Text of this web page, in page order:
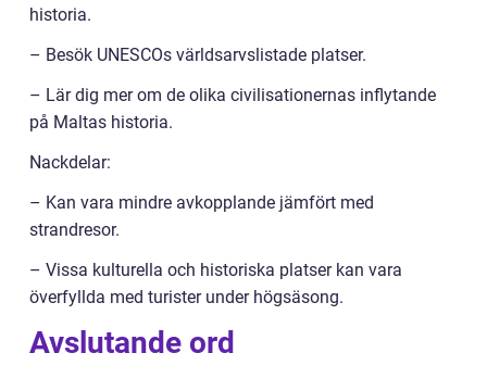
historia.
– Besök UNESCOs världsarvslistade platser.
– Lär dig mer om de olika civilisationernas inflytande
på Maltas historia.
Nackdelar:
– Kan vara mindre avkopplande jämfört med
strandresor.
– Vissa kulturella och historiska platser kan vara
överfyllda med turister under högsäsong.
Avslutande ord